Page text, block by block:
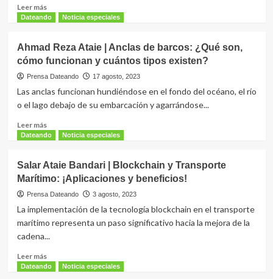
existen?
Leer másLeer
más
Ataie
Bandari
|
¡Conócelas!
preguntas
para
sobre
el
transporte
Dateando Noticia especiales
Ahmad Reza Ataie | Anclas de barcos: ¿Qué son,
cómo funcionan y cuántos tipos existen?
Prensa Dateando 17 agosto, 2023
Las anclas funcionan hundiéndose en el fondo del océano, el río
o el lago debajo de su embarcación y agarrándose...
Leer másLeer
más
Reza
Ataie
|
barcos:
¿Qué
cómo
funcionan
Dateando Noticia especiales
Salar Ataie Bandari | Blockchain y Transporte
Marítimo: ¡Aplicaciones y beneficios!
Prensa Dateando 3 agosto, 2023
La implementación de la tecnología blockchain en el transporte
marítimo representa un paso significativo hacia la mejora de la
cadena...
Leer másLeer
más
Dateando Noticia especiales